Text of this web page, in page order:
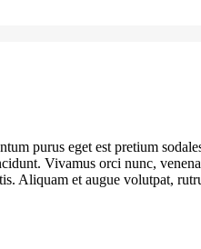
purus eget est pretium
Vivamus orci nunc,
Aliquam et augue volutpat,